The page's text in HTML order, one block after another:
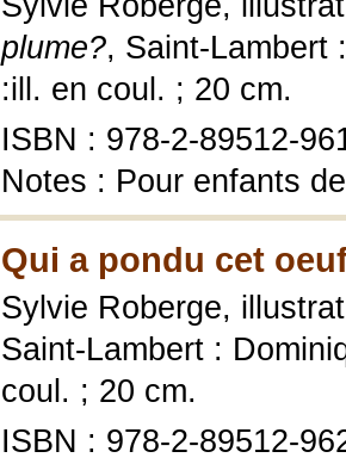
plume?, Saint-Lambert
:ill. en coul. ; 20 cm.
ISBN : 978-2-89512-
Notes : Pour enfants
Qui a pondu cet
Sylvie Roberge,
Saint-Lambert :
coul. ; 20 cm.
ISBN : 978-2-89512-